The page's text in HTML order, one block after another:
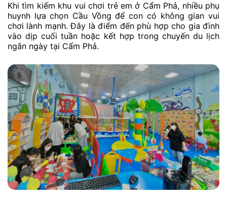
Khi tìm kiếm khu vui chơi trẻ em ở Cẩm Phả, nhiều phụ
huynh lựa chọn Cầu Vồng để con có không gian vui
chơi lành mạnh. Đây là điểm đến phù hợp cho gia đình
vào dịp cuối tuần hoặc kết hợp trong chuyến du lịch
ngắn ngày tại Cẩm Phả.